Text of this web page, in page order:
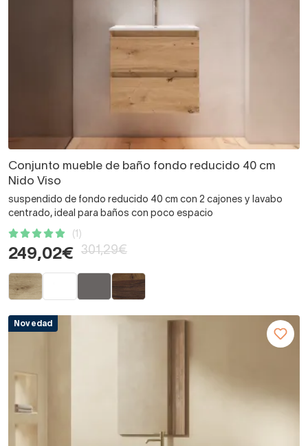
Conjunto mueble de baño fondo reducido 40 cm
Nido Viso
suspendido de fondo reducido 40 cm con 2 cajones y lavabo
centrado, ideal para baños con poco espacio
(1)
249,02€ 301,29€
Novedad